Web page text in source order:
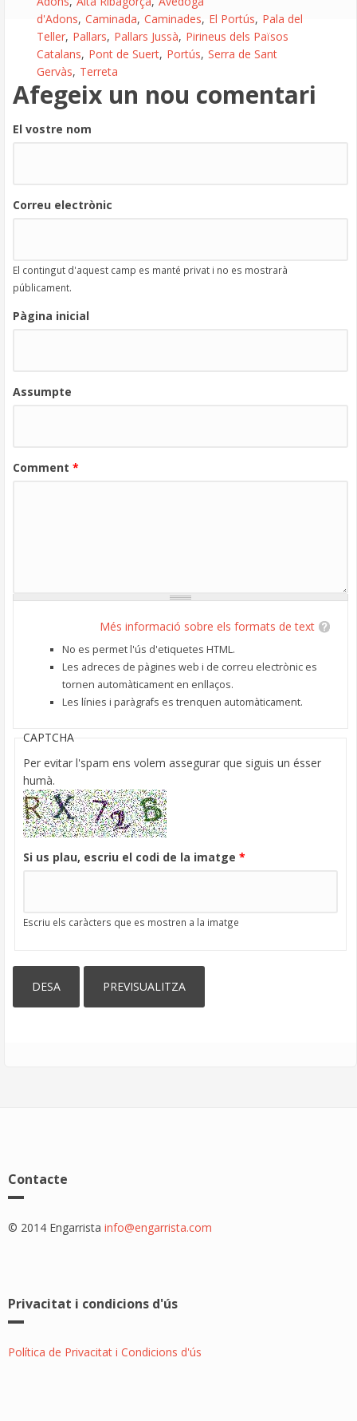
d'Adons Caminada Caminades El Portús Pala del
Teller Pallars Pallars Jussà Pirineus dels Països
Catalans Pont de Suert Portús Serra de Sant
Gervàs Terreta
Afegeix un nou comentari
El vostre nom
Correu electrònic
El contingut d'aquest camp es manté privat i no es mostrarà
públicament.
Pàgina inicial
Assumpte
Comment *
Més informació sobre els formats de text
No es permet l'ús d'etiquetes HTML.
Les adreces de pàgines web i de correu electrònic es
tornen automàticament en enllaços.
Les línies i paràgrafs es trenquen automàticament.
CAPTCHA
Per evitar l'spam ens volem assegurar que siguis un ésser
humà.
Si us plau, escriu el codi de la imatge *
Escriu els caràcters que es mostren a la imatge
Contacte
© 2014 Engarrista info@engarrista.com
Privacitat i condicions d'ús
Política de Privacitat i Condicions d'ús